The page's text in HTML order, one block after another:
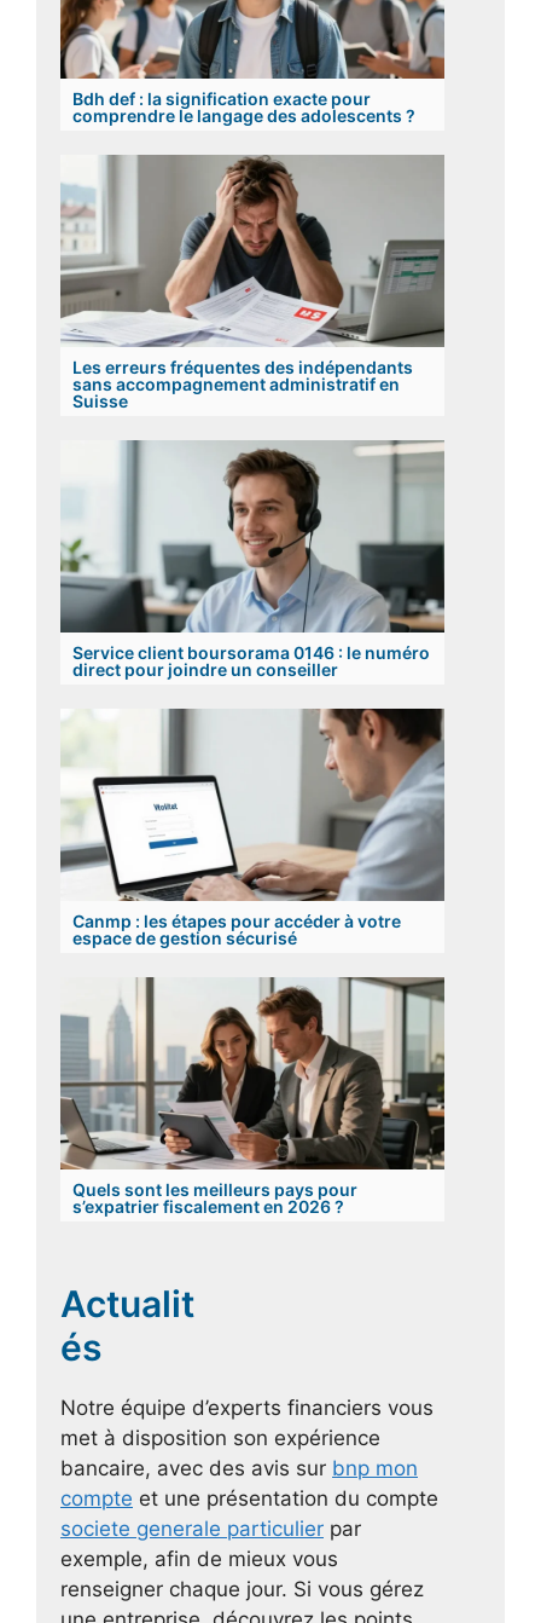
Bdh def : la signification exacte pour
comprendre le langage des adolescents ?
Les erreurs fréquentes des indépendants
sans accompagnement administratif en
Suisse
Service client boursorama 0146 : le numéro
direct pour joindre un conseiller
Canmp : les étapes pour accéder à votre
espace de gestion sécurisé
Quels sont les meilleurs pays pour
s’expatrier fiscalement en 2026 ?
Actualit
és
Notre équipe d’experts financiers vous
met à disposition son expérience
bancaire, avec des avis sur bnp mon
compte et une présentation du compte
societe generale particulier par
exemple, afin de mieux vous
renseigner chaque jour. Si vous gérez